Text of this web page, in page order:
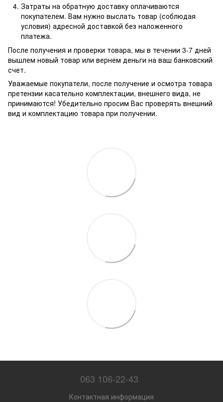
Затраты на обратную доставку оплачиваются
покупателем. Вам нужно выслать товар (соблюдая
условия) адресной доставкой без наложенного
платежа.
После получения и проверки товара, мы в течении 3-7 дней
вышлем новый товар или вернем деньги на ваш банковский
счет.
Уважаемые покупатели, после получение и осмотра товара
претензии касательно комплектации, внешнего вида, не
принимаются! Убедительно просим Вас проверять внешний
вид и комплектацию товара при получении.
063 106-22-43
Контактная информация